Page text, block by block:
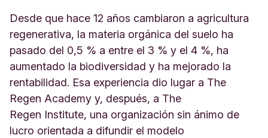
Desde que hace 12 años cambiaron a agricultura
regenerativa, la materia orgánica del suelo ha
pasado del 0,5 % a entre el 3 % y el 4 %, ha
aumentado la biodiversidad y ha mejorado la
rentabilidad. Esa experiencia dio lugar a The
Regen Academy y, después, a The
Regen Institute, una organización sin ánimo de
lucro orientada a difundir el modelo